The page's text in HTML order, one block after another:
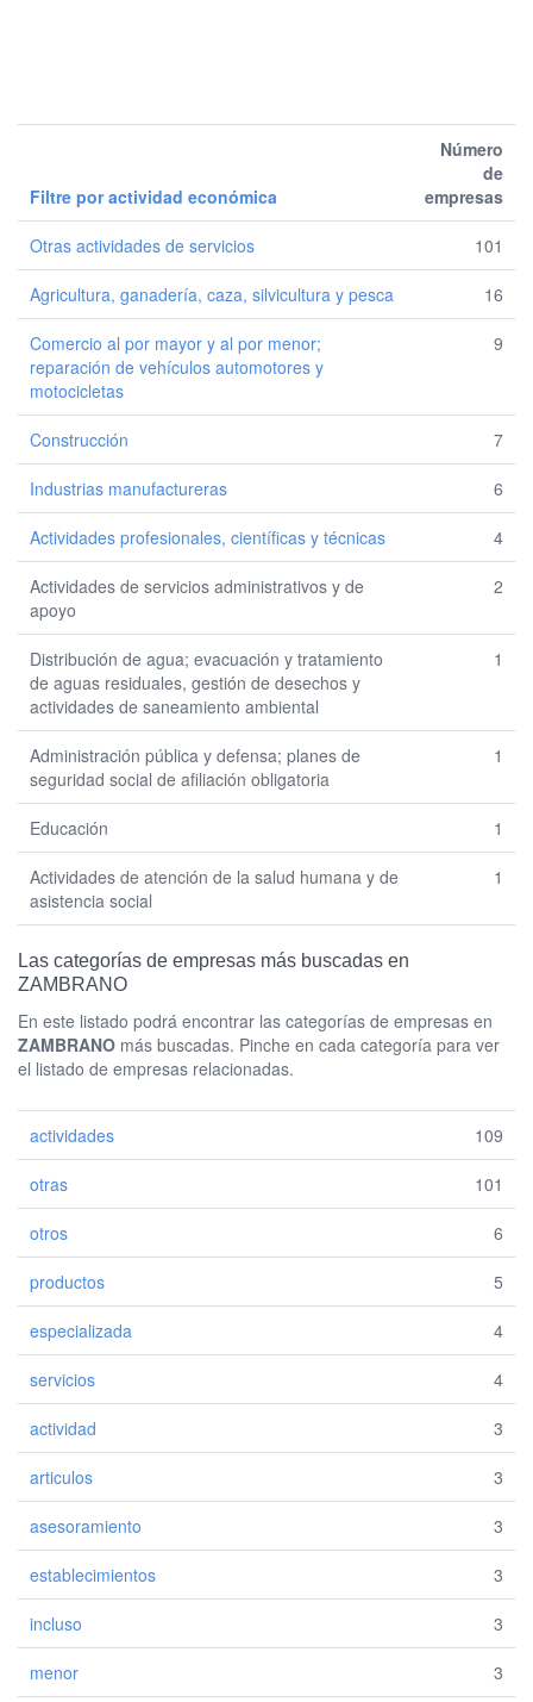
Filtre por actividad económica
Número
de
empresas
Otras actividades de servicios 101
Agricultura, ganadería, caza, silvicultura y pesca 16
Comercio al por mayor y al por menor;
reparación de vehículos automotores y
motocicletas
9
Construcción 7
Industrias manufactureras 6
Actividades profesionales, científicas y técnicas 4
Actividades de servicios administrativos y de
apoyo
2
Distribución de agua; evacuación y tratamiento
de aguas residuales, gestión de desechos y
actividades de saneamiento ambiental
1
Administración pública y defensa; planes de
seguridad social de afiliación obligatoria
1
Educación 1
Actividades de atención de la salud humana y de
asistencia social
1
Las categorías de empresas más buscadas en
ZAMBRANO
En este listado podrá encontrar las categorías de empresas en
ZAMBRANO más buscadas. Pinche en cada categoría para ver
el listado de empresas relacionadas.
actividades 109
otras 101
otros 6
productos 5
especializada 4
servicios 4
actividad 3
articulos 3
asesoramiento 3
establecimientos 3
incluso 3
menor 3